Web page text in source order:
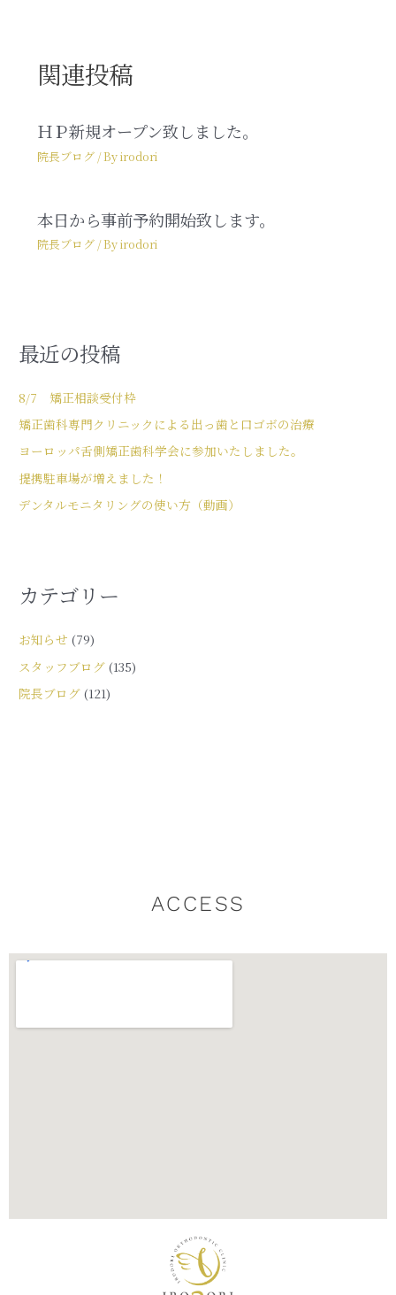
関連投稿
ＨＰ新規オープン致しました。
院長ブログ/ Byirodori
本日から事前予約開始致します。
院長ブログ/ Byirodori
最近の投稿
8/7 矯正相談受付枠
矯正歯科専門クリニックによる出っ歯と口ゴボの治療
ヨーロッパ舌側矯正歯科学会に参加いたしました。
提携駐車場が増えました！
デンタルモニタリングの使い方（動画）
カテゴリー
お知らせ (79)
スタッフブログ (135)
院長ブログ (121)
ACCESS